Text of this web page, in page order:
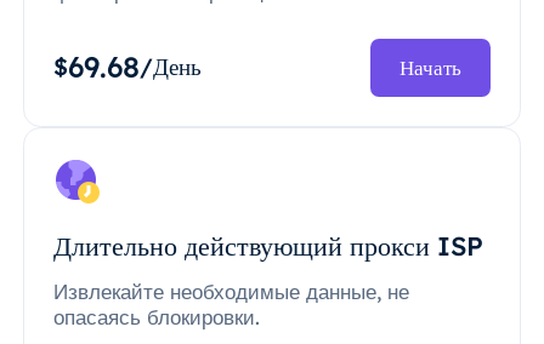
$69.68/День Начать
Длительно действующий прокси ISP
Извлекайте необходимые данные, не
опасаясь блокировки.